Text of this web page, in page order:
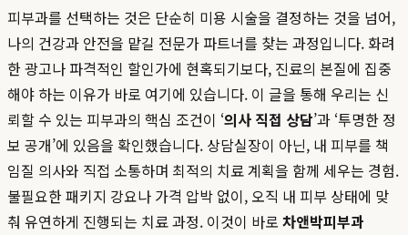
피부과를 선택하는 것은 단순히 미용 시술을 결정하는 것을 넘어,
나의 건강과 안전을 맡길 전문가 파트너를 찾는 과정입니다. 화려
한 광고나 파격적인 할인가에 현혹되기보다, 진료의 본질에 집중
해야 하는 이유가 바로 여기에 있습니다. 이 글을 통해 우리는 신
뢰할 수 있는 피부과의 핵심 조건이 ‘의사 직접 상담’과 ‘투명한 정
보 공개’에 있음을 확인했습니다. 상담실장이 아닌, 내 피부를 책
임질 의사와 직접 소통하며 최적의 치료 계획을 함께 세우는 경험.
불필요한 패키지 강요나 가격 압박 없이, 오직 내 피부 상태에 맞
춰 유연하게 진행되는 치료 과정. 이것이 바로 차앤박피부과